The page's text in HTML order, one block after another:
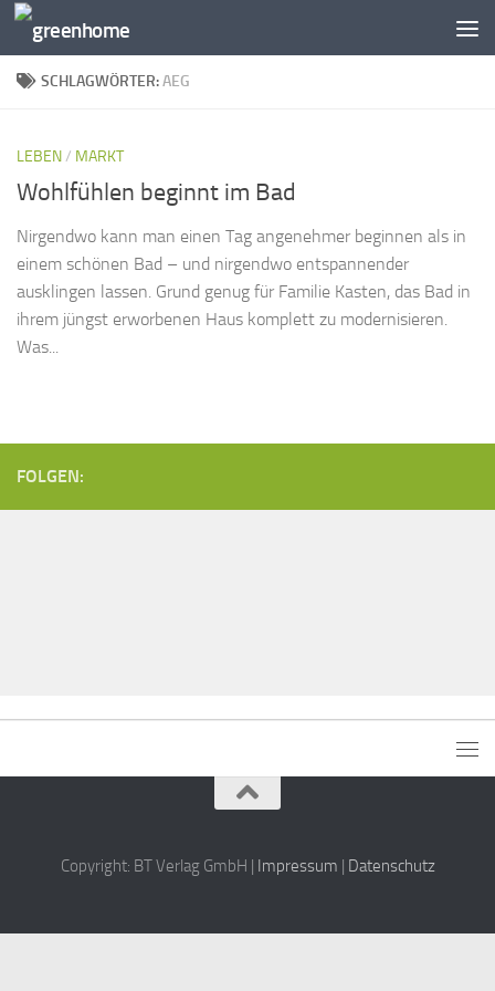
Zum Inhalt springen
SCHLAGWÖRTER:AEG
LEBEN/ MARKT
Wohlfühlen beginnt im Bad
Nirgendwo kann man einen Tag angenehmer beginnen als in
einem schönen Bad – und nirgendwo entspannender
ausklingen lassen. Grund genug für Familie Kasten, das Bad in
ihrem jüngst erworbenen Haus komplett zu modernisieren.
Was...
FOLGEN:
Copyright: BT Verlag GmbH | Impressum | Datenschutz